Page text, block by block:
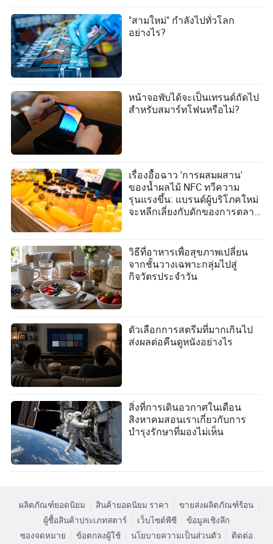
"สามใหม่" กำลังไปทั่วโลก
อย่างไร?
หน้าจอพับได้จะเป็นเทรนด์ถัดไป
สำหรับสมาร์ทโฟนหรือไม่?
เรื่องอื้อฉาว 'การผสมผสาน'
ของน้ำผลไม้ NFC ทวีความ
รุนแรงขึ้น: แบรนด์ผู้บริโภคใหม่
จะหลีกเลี่ยงกับดักของการตลาด
วิธีที่อาหารเพื่อสุขภาพเปลี่ยน
จากชั้นวางเฉพาะกลุ่มไปสู่
กิจวัตรประจำวัน
ตัวเลือกการสตรีมที่มากเกินไป
ส่งผลต่อคืนดูหนังอย่างไร
สิ่งที่การเดินอวกาศในเดือน
สิงหาคมสอนเราเกี่ยวกับการ
บำรุงรักษาที่มองไม่เห็น
ผลิตภัณฑ์ยอดนิยม สินค้ายอดนิยม ราคา
ขายส่งผลิตภัณฑ์ร้อน
ผู้ซื้อสินค้าประเภทสตาร์
เว็บไซต์พีซี
ข้อมูลเชิงลึก
ซองจดหมาย
ข้อตกลงผู้ใช้ นโยบายความเป็นส่วนตัว ติดต่อ